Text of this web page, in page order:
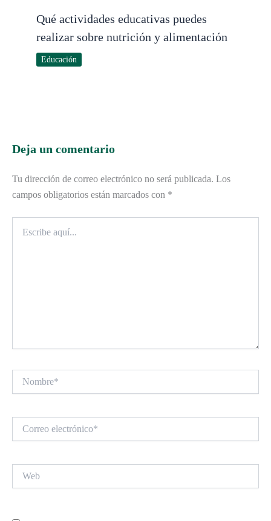
Qué actividades educativas puedes
realizar sobre nutrición y alimentación
Educación
Deja un comentario
Tu dirección de correo electrónico no será publicada. Los
campos obligatorios están marcados con *
aquí...
electrónico*